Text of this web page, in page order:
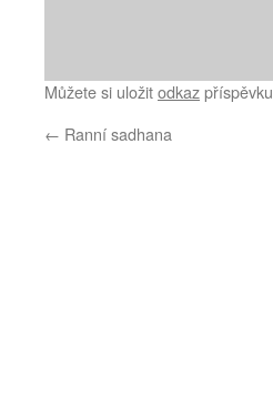
Můžete si uložitodkaz
← Ranní sadhana